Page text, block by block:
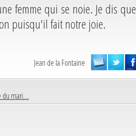
femme qui se noie. Je dis que
puisqu'il fait notre joie.
Jean de la Fontaine
mari....